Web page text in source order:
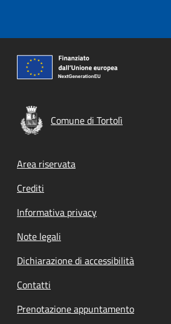
Comune di Tortolì
Footer menu
Area riservata
Crediti
Informativa privacy
Note legali
Dichiarazione di accessibilità
Contatti
Prenotazione appuntamento